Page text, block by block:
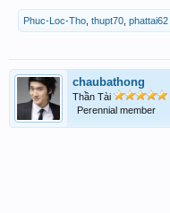
Phuc-Loc-Tho thupt70 phattai62
chaubathong
Thần Tài
Perennial member